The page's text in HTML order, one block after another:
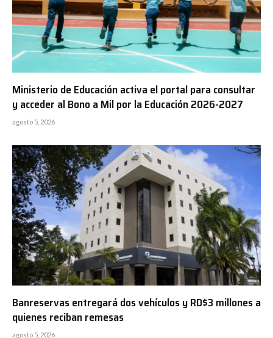
Ministerio de Educación activa el portal para consultar
y acceder al Bono a Mil por la Educación 2026-2027
agosto 5, 2026
Banreservas entregará dos vehículos y RD$3 millones a
quienes reciban remesas
agosto 5, 2026